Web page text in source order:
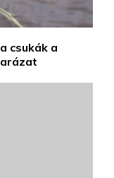
csukák a